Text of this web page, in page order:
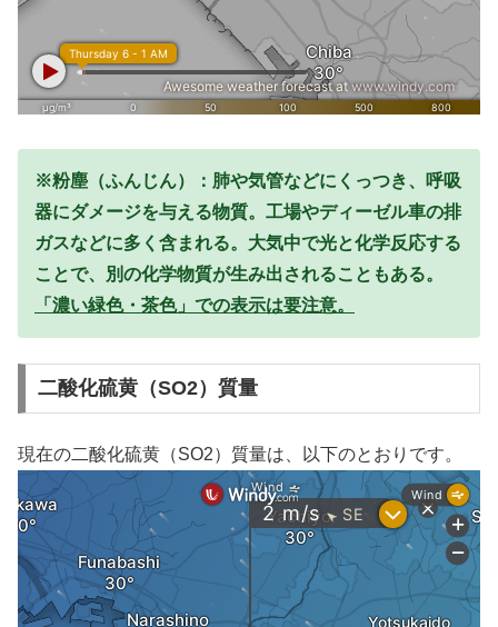
※粉塵（ふんじん）：肺や気管などにくっつき、呼吸
器にダメージを与える物質。工場やディーゼル車の排
ガスなどに多く含まれる。大気中で光と化学反応する
ことで、別の化学物質が生み出されることもある。
「濃い緑色・茶色」での表示は要注意。
二酸化硫黄（SO2）質量
現在の二酸化硫黄（SO2）質量は、以下のとおりです。